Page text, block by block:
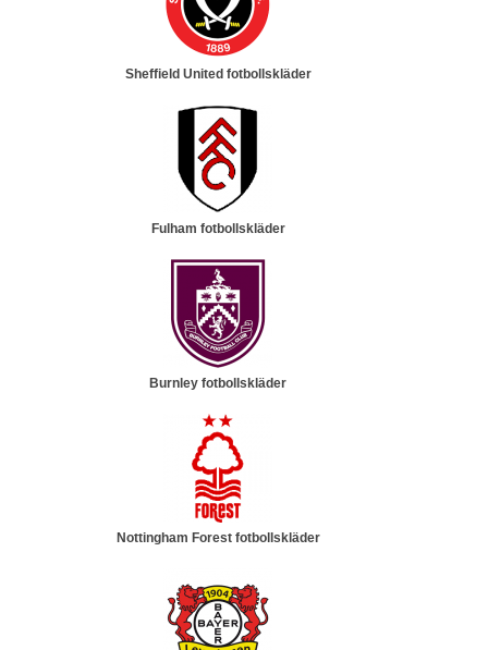
Sheffield United fotbollskläder
Fulham fotbollskläder
Burnley fotbollskläder
Nottingham Forest fotbollskläder